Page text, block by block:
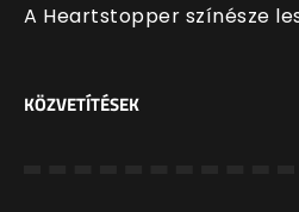
A Heartstopper színésze
KÖZVETÍTÉSEK